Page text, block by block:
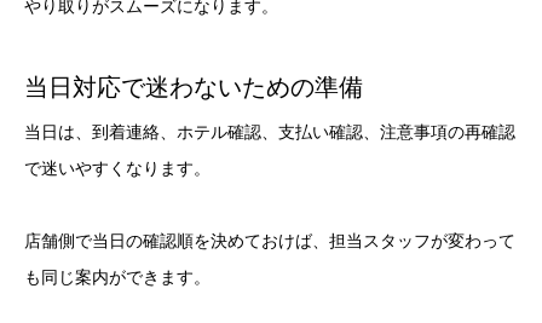
やり取りがスムーズになります。
当日対応で迷わないための準備
当日は、到着連絡、ホテル確認、支払い確認、注意事項の再確認
で迷いやすくなります。
店舗側で当日の確認順を決めておけば、担当スタッフが変わって
も同じ案内ができます。